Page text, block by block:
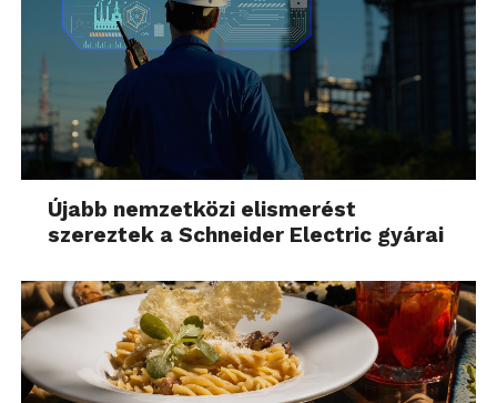
Újabb nemzetközi elismerést
szereztek a Schneider Electric gyárai